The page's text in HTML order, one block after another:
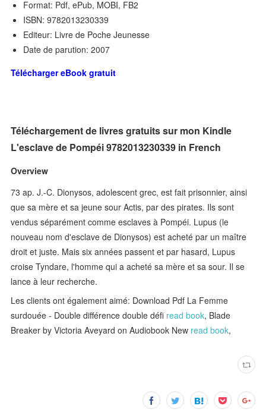
Format: Pdf, ePub, MOBI, FB2
ISBN: 9782013230339
Editeur: Livre de Poche Jeunesse
Date de parution: 2007
Télécharger eBook gratuit
Téléchargement de livres gratuits sur mon Kindle
L'esclave de Pompéi 9782013230339 in French
Overview
73 ap. J.-C. Dionysos, adolescent grec, est fait prisonnier, ainsi
que sa mère et sa jeune sour Actis, par des pirates. Ils sont
vendus séparément comme esclaves à Pompéi. Lupus (le
nouveau nom d'esclave de Dionysos) est acheté par un maître
droit et juste. Mais six années passent et par hasard, Lupus
croise Tyndare, l'homme qui a acheté sa mère et sa sour. Il se
lance à leur recherche.
Les clients ont également aimé: Download Pdf La Femme
surdouée - Double différence double défi read book, Blade
Breaker by Victoria Aveyard on Audiobook New read book,